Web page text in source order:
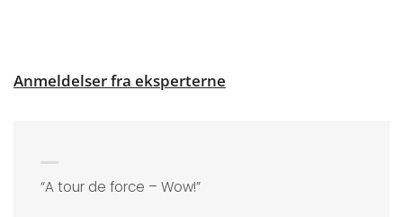
Anmeldelser fra eksperterne
“A tour de force – Wow!”